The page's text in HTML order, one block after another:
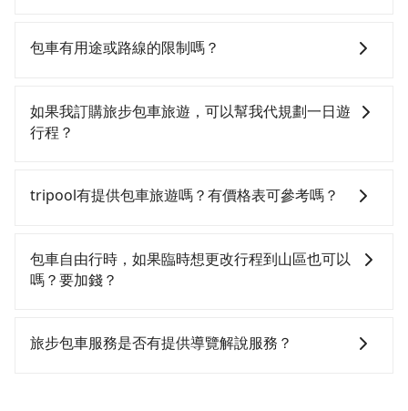
的罰單都需自付。再者，和運的iRent只提供最基本的車
九人座可供選擇，而且無人租車最令人詬病的就是車
況，打開車門才發現仍有上一組乘客遺留的垃圾或者撞
用戶卻遲遲尚未歸還，又或者要還車時卻偏偏找不到停
車位，對於急著用車或者要載其他乘客的人來說就有不
使用時還是有其區域的限制，實際可停靠的地點與你的
上下車地點仍有段距離，在遇到下雨天或者載行李時，
約為1,150~1,400元間，若改選tripool的專車服務可再
3.7%，其叫車的難度是雙北市的30倍。再加上台中市有
些計程車司機不按錶計費，約有27%會採現場議價，建
你們人數超過四位時，叫兩輛計程車的費用就貴了，改
預約一輛tripool的九人座廂型車最高可省$500。
包車：優點是搭乘舒適可以根據自己的需求安排時間和
車：優點是24小時隨叫隨到，價格按錶計費，但若遇交
通塞車時亦會加收延遲費用，一般屬短程接駁為主。 -
事後也無法申訴退費。
包車有用途或路線的限制嗎？
任何地方，只要是長途交通且途中遵守台灣法律，無論
是清明掃墓、包車旅遊、參加喜宴/喪禮、就醫回診、登
班，或者任何跨縣市接送的需求，tripool都能滿足你。
週內寄出電子收據。
如果我訂購旅步包車旅遊，可以幫我代規劃一日遊
行程？
時還沒有規劃行程的服務。
tripool有提供包車旅遊嗎？有價格表可參考嗎？
店的包車旅遊，從單純的單趟接送到算時間的計時包車
都有，可彈性選擇2~12小時的服務，滿足家族出遊、朋
車的價格可能跟其他車隊相差無幾，但是如果只需要短
包車自由行時，如果臨時想更改行程到山區也可以
嗎？要加錢？
旅步可能會根據行經的路線是否超過海拔1500公尺來進
旅步包車服務是否有提供導覽解說服務？